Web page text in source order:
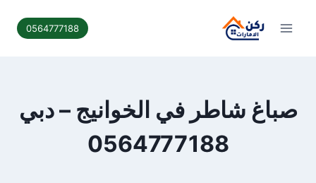
0564777188
صباغ شاطر في الخوانيج – دبي
0564777188